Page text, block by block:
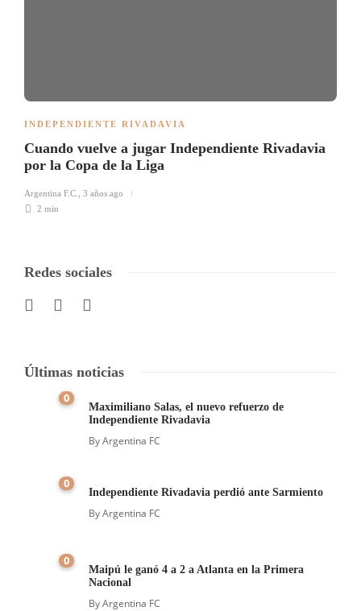
INDEPENDIENTE RIVADAVIA
Cuando vuelve a jugar Independiente Rivadavia
por la Copa de la Liga
Argentina F.C.
3 años ago
2 min
Redes sociales
Últimas noticias
0
Maximiliano Salas, el nuevo refuerzo de
Independiente Rivadavia
ByArgentina FC
0
Independiente Rivadavia perdió ante Sarmiento
ByArgentina FC
0
Maipú le ganó 4 a 2 a Atlanta en la Primera
Nacional
ByArgentina FC